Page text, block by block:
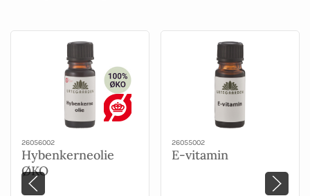
26056002
Hybenkerneolie
ØKO
26055002
E-vitamin